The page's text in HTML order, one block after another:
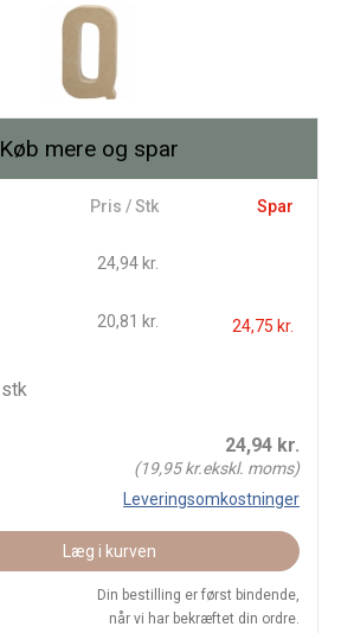
Køb mere og spar
Pris / Stk Spar
24,94 kr.
20,81 kr. 24,75 kr.
stk
24,94 kr.
(19,95kr.ekskl. moms)
Leveringsomkostninger
Læg i kurven
Din bestilling er først bindende,
når vi har bekræftet din ordre.